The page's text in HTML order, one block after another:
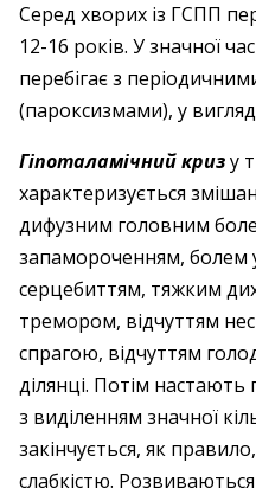
Серед хворих із ГСПП
12-16 років. У значної
перебігає з
(пароксизмами), у
Гіпоталамічний кризу
характеризується
дифузним головним
запамороченням, болем
серцебиттям, тяжким
тремором, відчуттям
спрагою, відчуттям
ділянці. Потім
з виділенням знач­ної
закінчується, як
слабкістю.